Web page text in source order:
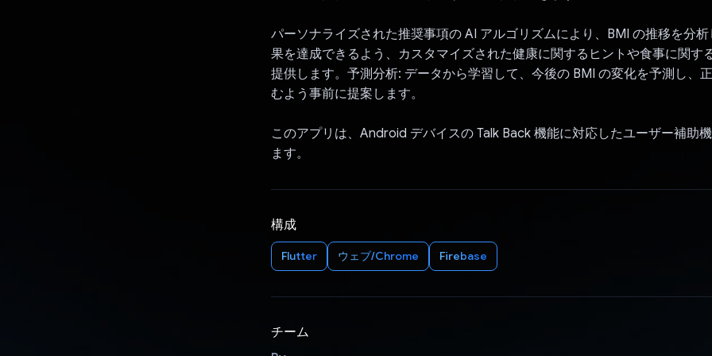
パーソナライズされた推奨事項の AI アルゴリズムにより、BMI の推移を分
果を達成できるよう、カスタマイズされた健康に関するヒントや食事に関す
提供します。予測分析: データから学習して、今後の BMI の変化を予測し、
むよう事前に提案します。
このアプリは、Android デバイスの Talk Back 機能に対応したユーザー補助
ます。
構成
Flutter ウェブ/Chrome Firebase
チーム